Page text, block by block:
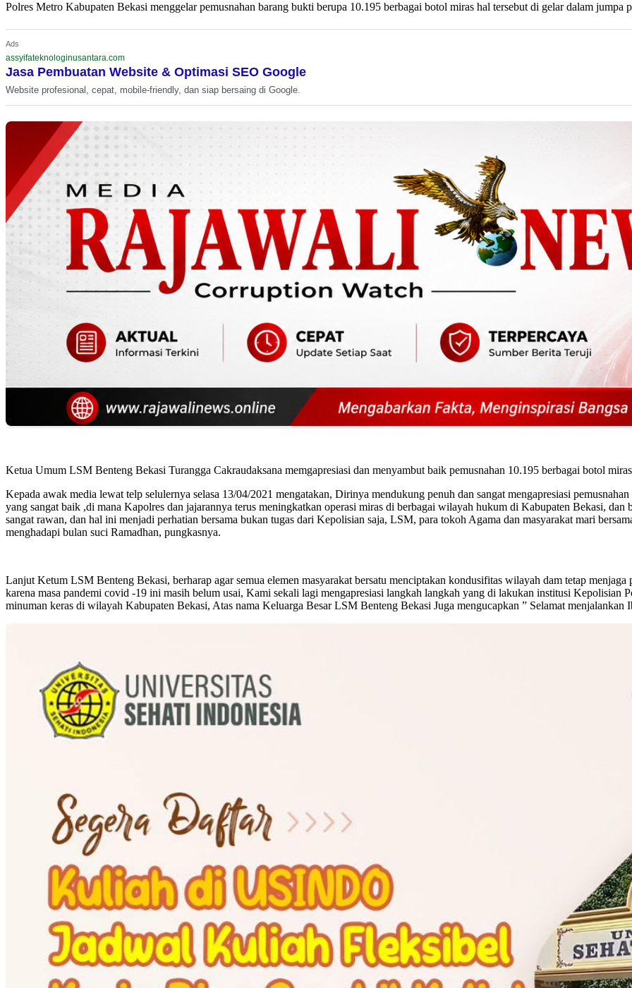
Polres Metro Kabupaten Bekasi menggelar pemusnahan barang bukti berupa 10.195 berbagai botol miras hal tersebut di gelar dalam
Ads
assyifateknologinusantara.com
Jasa Pembuatan Website & Optimasi SEO Google
Website profesional, cepat, mobile-friendly, dan siap bersaing di Google.
Ketua Umum LSM Benteng Bekasi Turangga Cakraudaksana memgapresiasi dan menyambut baik pemusnahan 10.195 berbagai botol
Kepada awak media lewat telp selulernya selasa 13/04/2021 mengatakan, Dirinya mendukung penuh dan sangat mengapresiasi
yang sangat baik ,di mana Kapolres dan jajarannya terus meningkatkan operasi miras di berbagai wilayah hukum di Kabupaten Bekasi,
sangat rawan, dan hal ini menjadi perhatian bersama bukan tugas dari Kepolisian saja, LSM, para tokoh Agama dan masyarakat mari
menghadapi bulan suci Ramadhan, pungkasnya.
Lanjut Ketum LSM Benteng Bekasi, berharap agar semua elemen masyarakat bersatu menciptakan kondusifitas wilayah dam tetap
karena masa pandemi covid -19 ini masih belum usai, Kami sekali lagi mengapresiasi langkah langkah yang di lakukan institusi Kepolisian
minuman keras di wilayah Kabupaten Bekasi, Atas nama Keluarga Besar LSM Benteng Bekasi Juga mengucapkan ” Selamat